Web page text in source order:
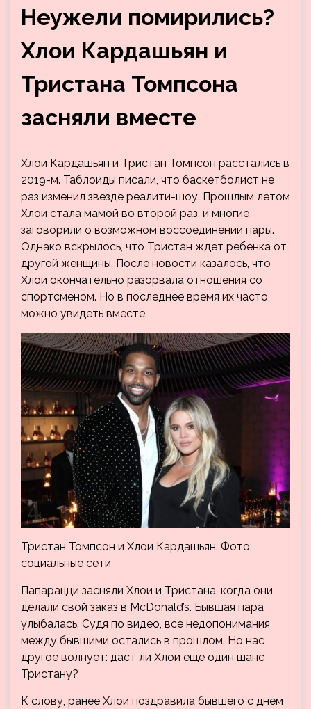
Неужели помирились?
Хлои Кардашьян и
Тристана Томпсона
засняли вместе
Хлои Кардашьян и Тристан Томпсон расстались в
2019-м. Таблоиды писали, что баскетболист не
раз изменил звезде реалити-шоу. Прошлым летом
Хлои стала мамой во второй раз, и многие
заговорили о возможном воссоединении пары.
Однако вскрылось, что Тристан ждет ребенка от
другой женщины. После новости казалось, что
Хлои окончательно разорвала отношения со
спортсменом. Но в последнее время их часто
можно увидеть вместе.
Тристан Томпсон и Хлои Кардашьян. Фото:
социальные сети
Папарацци засняли Хлои и Тристана, когда они
делали свой заказ в McDonald’s. Бывшая пара
улыбалась. Судя по видео, все недопонимания
между бывшими остались в прошлом. Но нас
другое волнует: даст ли Хлои еще один шанс
Тристану?
К слову, ранее Хлои поздравила бывшего с днем